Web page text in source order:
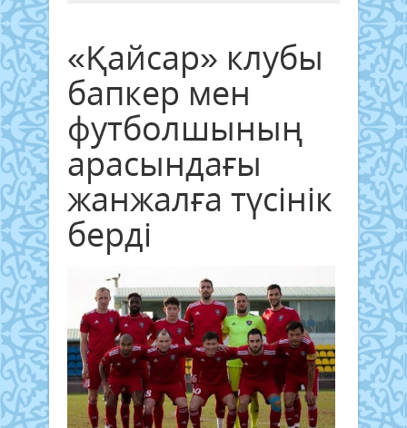
«Қайсар» клубы
бапкер мен
футболшының
арасындағы
жанжалға түсінік
берді